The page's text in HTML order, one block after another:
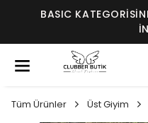
BASIC
Tüm Ürünler Üst Giyim